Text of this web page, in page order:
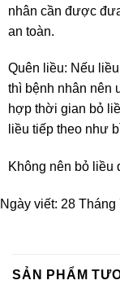
nhân cần được
an toàn.
Quên liều: Nếu
thì bệnh nhân nên
hợp thời gian bỏ
liều tiếp theo như
Không nên bỏ liều
Ngày viết: 28 Tháng
SẢN PHẨM